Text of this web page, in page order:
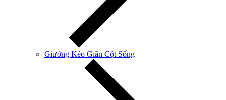
Giường Kéo Giãn Cột Sống